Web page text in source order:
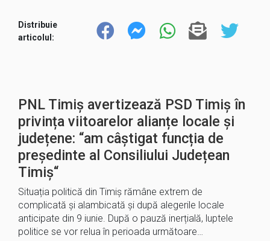
Distribuie
articolul:
PNL Timiș avertizează PSD Timiș în
privința viitoarelor alianțe locale și
județene: “am câștigat funcția de
președinte al Consiliului Județean
Timiș“
Situația politică din Timiș rămâne extrem de
complicată și alambicată și după alegerile locale
anticipate din 9 iunie. După o pauză inerțială, luptele
politice se vor relua în perioada următoare…